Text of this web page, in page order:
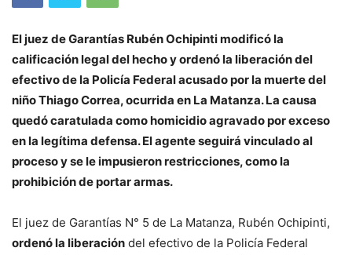
El juez de Garantías Rubén Ochipinti modificó la
calificación legal del hecho y ordenó la liberación del
efectivo de la Policía Federal acusado por la muerte del
niño Thiago Correa, ocurrida en La Matanza. La causa
quedó caratulada como homicidio agravado por exceso
en la legítima defensa. El agente seguirá vinculado al
proceso y se le impusieron restricciones, como la
prohibición de portar armas.
El juez de Garantías N° 5 de La Matanza, Rubén Ochipinti,
ordenó la liberación del efectivo de la Policía Federal